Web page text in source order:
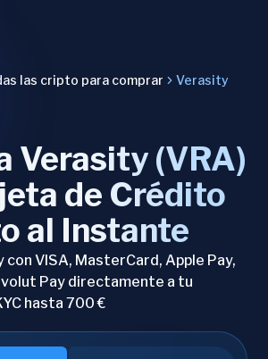
las cripto para comprar Verasity
Verasity (VRA)
de Crédito
al Instante
con VISA, MasterCard, Apple Pay,
Pay directamente a tu
hasta 700 €